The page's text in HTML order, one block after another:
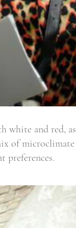
white and red, as
of microclimate
preferences.